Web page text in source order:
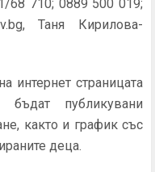
68 710; 0889 500 019;
Таня Кирилова-
интернет страницата
публикувани
както и график със
деца.